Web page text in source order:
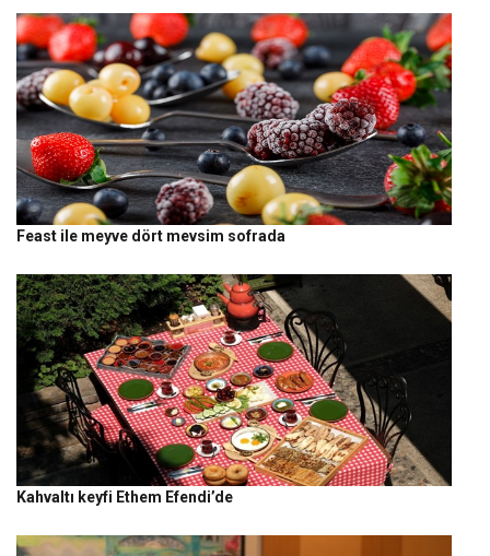
Feast ile meyve dört mevsim sofrada
Kahvaltı keyfi Ethem Efendi’de